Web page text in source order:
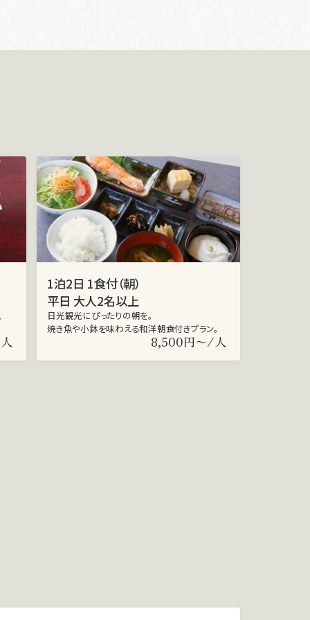
1泊2日 1食付（朝）
平日 大人2名以上
日光観光にぴったりの朝を。
焼き魚や小鉢を味わえる和洋朝食付きプラン。
8,500円〜/人